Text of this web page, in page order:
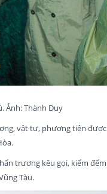
Ảnh: Thành Duy
vật tư, phương tiện
trương kêu gọi, kiểm
Tàu.